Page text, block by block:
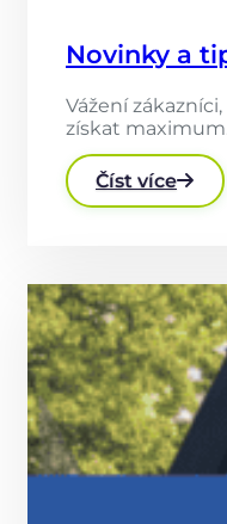
Novinky a
Vážení
získat
Číst více